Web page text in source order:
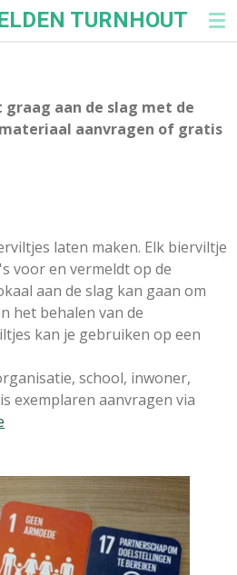
TURNHOUT
aan de slag met de
materiaal aanvragen of gratis
laten maken. Elk bierviltje
voor en vermeldt op de
aan de slag kan gaan om
het behalen van de
kan je gebruiken op een
school, inwoner,
exemplaren aanvragen via